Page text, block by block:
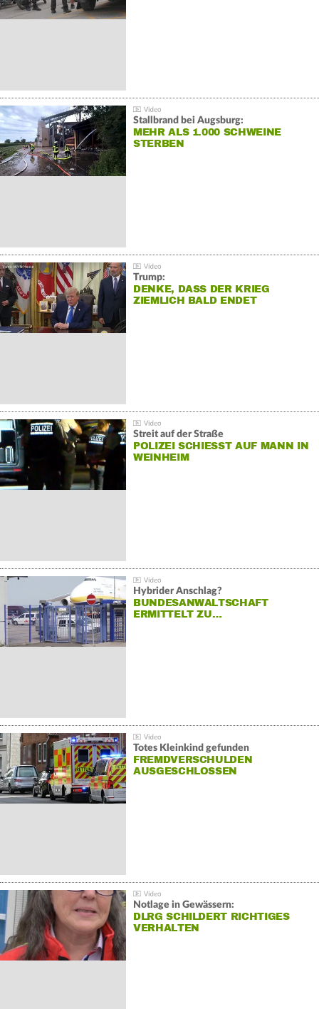
Stallbrand bei Augsburg:
MEHR ALS 1.000 SCHWEINE
STERBEN
Trump:
DENKE, DASS DER KRIEG
ZIEMLICH BALD ENDET
Streit auf der Straße
POLIZEI SCHIESST AUF MANN IN W
EINHEIM
Hybrider Anschlag?
BUNDESANWALTSCHAFT
ERMITTELT ZU…
Totes Kleinkind gefunden
FREMDVERSCHULDEN
AUSGESCHLOSSEN
Notlage in Gewässern:
DLRG SCHILDERT RICHTIGES
VERHALTEN